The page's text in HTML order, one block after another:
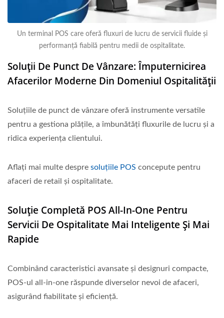
Un terminal POS care oferă fluxuri de lucru de servicii fluide și
performanță fiabilă pentru medii de ospitalitate.
Soluții De Punct De Vânzare: Împuternicirea
Afacerilor Moderne Din Domeniul Ospitalității
Soluțiile de punct de vânzare oferă instrumente versatile
pentru a gestiona plățile, a îmbunătăți fluxurile de lucru și a
ridica experiența clientului.
Aflați mai multe despre soluțiile POS concepute pentru
afaceri de retail și ospitalitate.
Soluție Completă POS All-In-One Pentru
Servicii De Ospitalitate Mai Inteligente Și Mai
Rapide
Combinând caracteristici avansate și designuri compacte,
POS-ul all-in-one răspunde diverselor nevoi de afaceri,
asigurând fiabilitate și eficiență.